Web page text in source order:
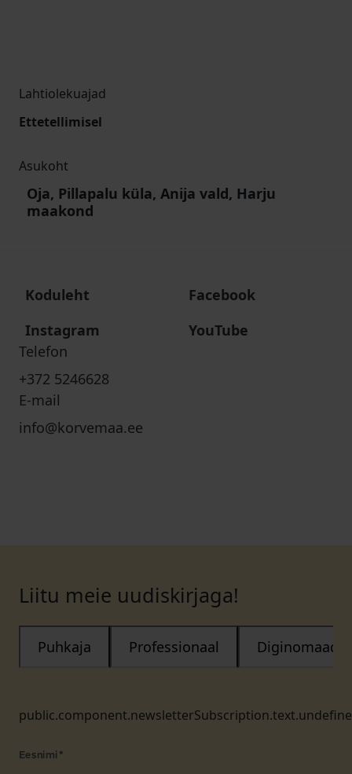
Lahtiolekuajad
Ettetellimisel
Asukoht
Oja, Pillapalu küla, Anija vald, Harju
maakond
Koduleht
Facebook
Instagram
YouTube
Telefon
+372 5246628
E-mail
info@korvemaa.ee
Liitu meie uudiskirjaga!
Puhkaja Professionaal Diginomaad
Eesnimi *